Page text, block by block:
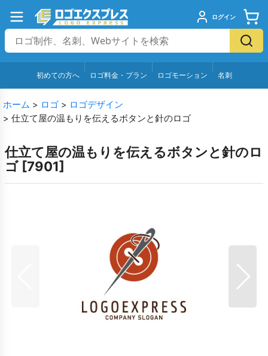
ログイン
初めての方へ ロゴ料金・プラン ロゴモーション 名刺
ホーム > ロゴ > ロゴデザイン
> 仕立て屋の温もりを伝えるボタンと針のロゴ
仕立て屋の温もりを伝えるボタンと針のロ
ゴ [7901]